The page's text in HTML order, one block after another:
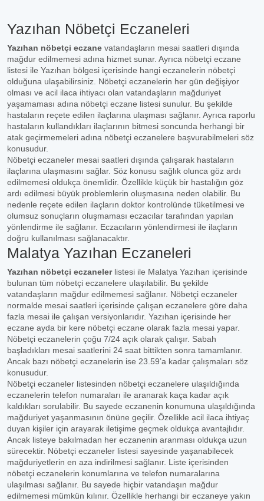
Yazıhan Nöbetçi Eczaneleri
Yazıhan nöbetçi eczane vatandaşların mesai saatleri dışında
mağdur edilmemesi adına hizmet sunar. Ayrıca nöbetçi eczane
listesi ile Yazıhan bölgesi içerisinde hangi eczanelerin nöbetçi
olduğuna ulaşabilirsiniz. Nöbetçi eczanelerin her gün değişiyor
olması ve acil ilaca ihtiyacı olan vatandaşların mağduriyet
yaşamaması adına nöbetçi eczane listesi sunulur. Bu şekilde
hastaların reçete edilen ilaçlarına ulaşması sağlanır. Ayrıca raporlu
hastaların kullandıkları ilaçlarının bitmesi soncunda herhangi bir
atak geçirmemeleri adına nöbetçi eczanelere başvurabilmeleri söz
konusudur.
Nöbetçi eczaneler mesai saatleri dışında çalışarak hastaların
ilaçlarına ulaşmasını sağlar. Söz konusu sağlık olunca göz ardı
edilmemesi oldukça önemlidir. Özellikle küçük bir hastalığın göz
ardı edilmesi büyük problemlerin oluşmasına neden olabilir. Bu
nedenle reçete edilen ilaçların doktor kontrolünde tüketilmesi ve
olumsuz sonuçların oluşmaması eczacılar tarafından yapılan
yönlendirme ile sağlanır. Eczacıların yönlendirmesi ile ilaçların
doğru kullanılması sağlanacaktır.
Malatya Yazıhan Eczaneleri
Yazıhan nöbetçi eczanelerlistesi ile Malatya Yazıhan içerisinde
bulunan tüm nöbetçi eczanelere ulaşılabilir. Bu şekilde
vatandaşların mağdur edilmemesi sağlanır. Nöbetçi eczaneler
normalde mesai saatleri içerisinde çalışan eczanelere göre daha
fazla mesai ile çalışan versiyonlarıdır. Yazıhan içerisinde her
eczane ayda bir kere nöbetçi eczane olarak fazla mesai yapar.
Nöbetçi eczanelerin çoğu 7/24 açık olarak çalışır. Sabah
başladıkları mesai saatlerini 24 saat bittikten sonra tamamlanır.
Ancak bazı nöbetçi eczanelerin ise 23.59’a kadar çalışmaları söz
konusudur.
Nöbetçi eczaneler listesinden nöbetçi eczanelere ulaşıldığında
eczanelerin telefon numaraları ile aranarak kaça kadar açık
kaldıkları sorulabilir. Bu sayede eczanenin konumuna ulaşıldığında
mağduriyet yaşanmasının önüne geçilir. Özellikle acil ilaca ihtiyaç
duyan kişiler için arayarak iletişime geçmek oldukça avantajlıdır.
Ancak listeye bakılmadan her eczanenin aranması oldukça uzun
sürecektir. Nöbetçi eczaneler listesi sayesinde yaşanabilecek
mağduriyetlerin en aza indirilmesi sağlanır. Liste içerisinden
nöbetçi eczanelerin konumlarına ve telefon numaralarına
ulaşılması sağlanır. Bu sayede hiçbir vatandaşın mağdur
edilmemesi mümkün kılınır. Özellikle herhangi bir eczaneye yakın